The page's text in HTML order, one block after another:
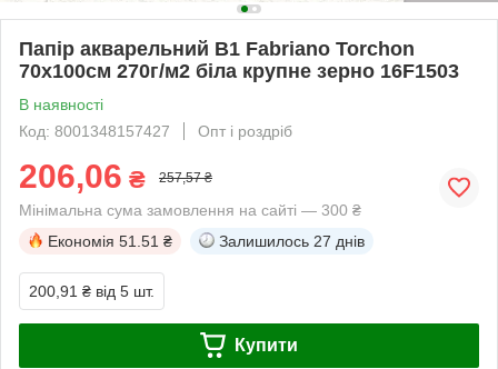
Папір акварельний B1 Fabriano Torchon
70х100см 270г/м2 біла крупне зерно 16F1503
В наявності
Код: 8001348157427
Опт і роздріб
206,06 ₴ 257,57 ₴
Мінімальна сума замовлення на сайті — 300 ₴
Економія 51.51 ₴ Залишилось 27 днів
200,91 ₴ від 5 шт.
Купити